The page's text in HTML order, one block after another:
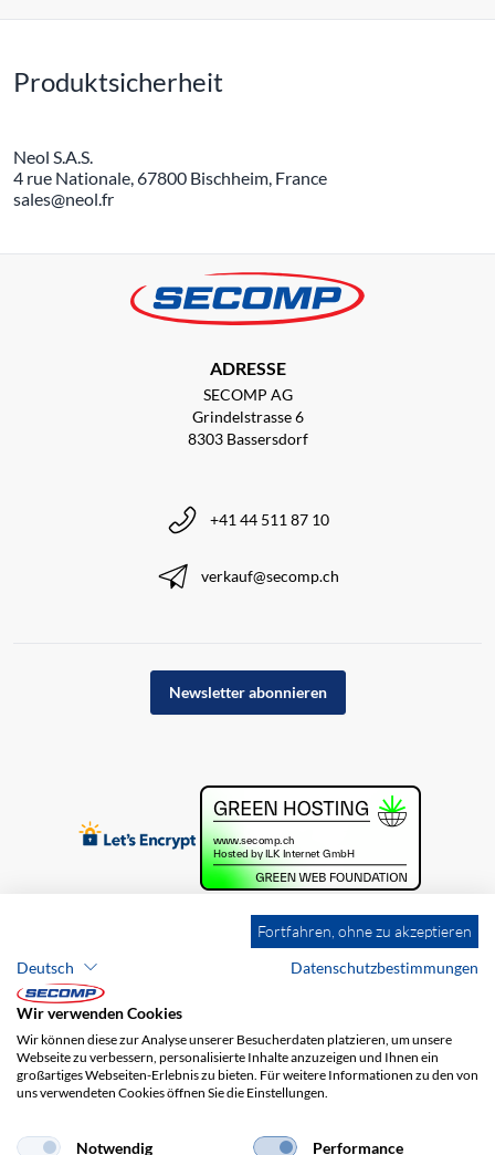
Produktsicherheit
Neol S.A.S.
4 rue Nationale, 67800 Bischheim, France
sales@neol.fr
ADRESSE
SECOMP AG
Grindelstrasse 6
8303 Bassersdorf
+41 44 511 87 10
verkauf@secomp.ch
Newsletter abonnieren
Brands Impressum
AGB
Haftungsausschluss
Versandkosten
Fortfahren, ohne zu akzeptieren
Deutsch
Datenschutzbestimmungen
Wir verwenden Cookies
Wir können diese zur Analyse unserer Besucherdaten platzieren, um unsere
Webseite zu verbessern, personalisierte Inhalte anzuzeigen und Ihnen ein
großartiges Webseiten-Erlebnis zu bieten. Für weitere Informationen zu den von
uns verwendeten Cookies öffnen Sie die Einstellungen.
Notwendig Performance